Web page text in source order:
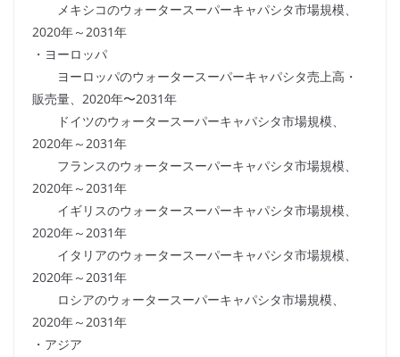
メキシコのウォータースーパーキャパシタ市場規模、
2020年～2031年
・ヨーロッパ
ヨーロッパのウォータースーパーキャパシタ売上高・
販売量、2020年〜2031年
ドイツのウォータースーパーキャパシタ市場規模、
2020年～2031年
フランスのウォータースーパーキャパシタ市場規模、
2020年～2031年
イギリスのウォータースーパーキャパシタ市場規模、
2020年～2031年
イタリアのウォータースーパーキャパシタ市場規模、
2020年～2031年
ロシアのウォータースーパーキャパシタ市場規模、
2020年～2031年
・アジア